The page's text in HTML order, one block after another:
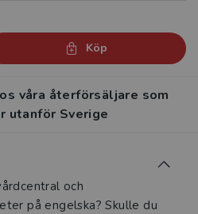
Köp
våra återförsäljare som
utanför Sverige
och
på engelska? Skulle du